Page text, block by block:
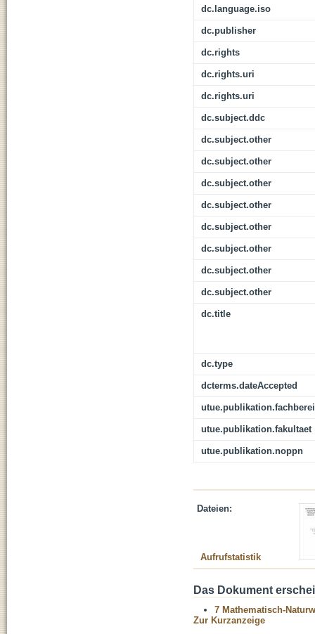
dc.language.iso
dc.publisher
dc.rights
dc.rights.uri
dc.rights.uri
dc.subject.ddc
dc.subject.other
dc.subject.other
dc.subject.other
dc.subject.other
dc.subject.other
dc.subject.other
dc.subject.other
dc.subject.other
dc.title
dc.type
dcterms.dateAccepted
utue.publikation.fakultaet
utue.publikation.noppn
Dateien:
Aufrufstatistik
Das Dokument
7 Mathematisch-
Zur Kurzanzeige